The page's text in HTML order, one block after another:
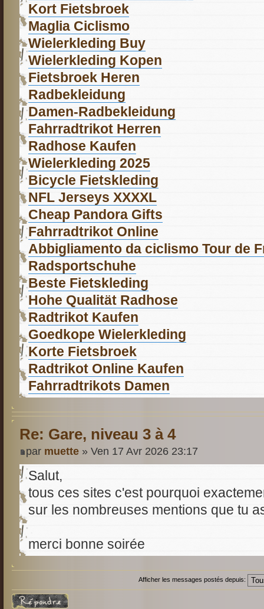
Kort Fietsbroek
Maglia Ciclismo
Wielerkleding Buy
Wielerkleding Kopen
Fietsbroek Heren
Radbekleidung
Damen-Radbekleidung
Fahrradtrikot Herren
Radhose Kaufen
Wielerkleding 2025
Bicycle Fietskleding
NFL Jerseys XXXXL
Cheap Pandora Gifts
Fahrradtrikot Online
Abbigliamento da ciclismo Tour de
Radsportschuhe
Beste Fietskleding
Hohe Qualität Radhose
Radtrikot Kaufen
Goedkope Wielerkleding
Korte Fietsbroek
Radtrikot Online Kaufen
Fahrradtrikots Damen
Re: Gare, niveau 3 à 4
par muette » Ven 17 Avr 2026 23:17
Salut,
tous ces sites c'est pourquoi
sur les nombreuses mentions que tu
merci bonne soirée
Afficher les messages postés depuis:
Répondre